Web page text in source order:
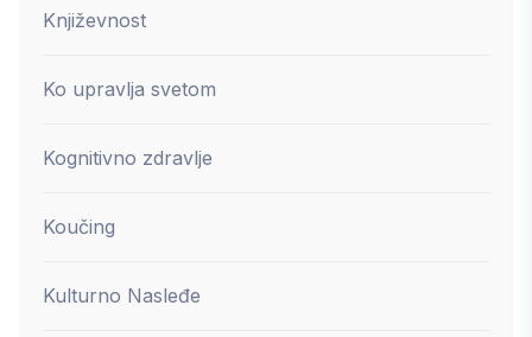
Književnost
Ko upravlja svetom
Kognitivno zdravlje
Koučing
Kulturno Nasleđe